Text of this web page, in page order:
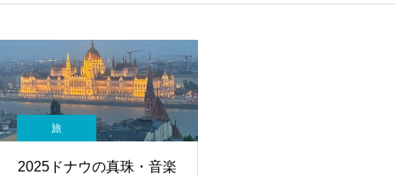
ピアノを教える人へ
旅
2025ドナウの真珠・音楽